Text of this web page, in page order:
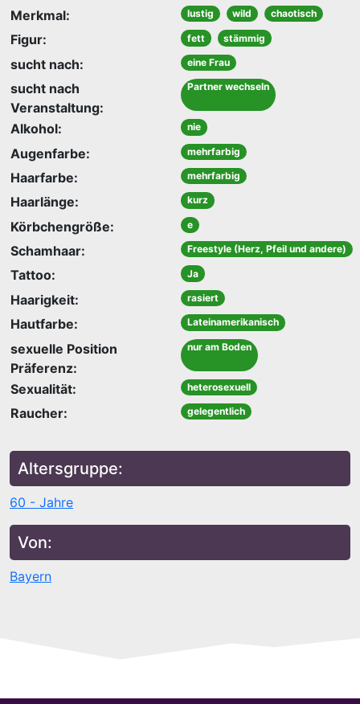
Merkmal: lustig wild chaotisch
Figur: fett stämmig
sucht nach: eine Frau
sucht nach
Veranstaltung:
Partner wechseln
Alkohol: nie
Augenfarbe: mehrfarbig
Haarfarbe: mehrfarbig
Haarlänge: kurz
Körbchengröße: e
Schamhaar: Freestyle (Herz, Pfeil und andere)
Tattoo: Ja
Haarigkeit: rasiert
Hautfarbe: Lateinamerikanisch
sexuelle Position
Präferenz:
nur am Boden
Sexualität: heterosexuell
Raucher: gelegentlich
Altersgruppe:
60 - Jahre
Von:
Bayern